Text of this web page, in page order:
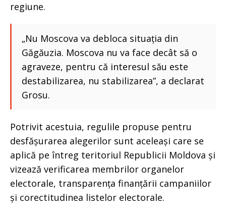
regiune.
„Nu Moscova va debloca situația din
Găgăuzia. Moscova nu va face decât să o
agraveze, pentru că interesul său este
destabilizarea, nu stabilizarea”, a declarat
Grosu.
Potrivit acestuia, regulile propuse pentru
desfășurarea alegerilor sunt aceleași care se
aplică pe întreg teritoriul Republicii Moldova și
vizează verificarea membrilor organelor
electorale, transparența finanțării campaniilor
și corectitudinea listelor electorale.